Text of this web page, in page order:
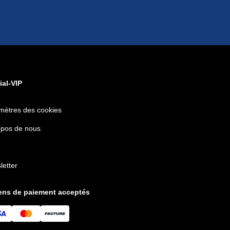
VIP
des cookies
de nous
de paiement acceptés